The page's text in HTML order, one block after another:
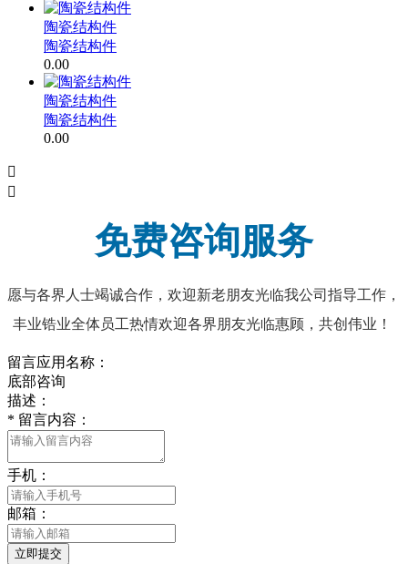
陶瓷结构件
陶瓷结构件
0.00
陶瓷结构件
陶瓷结构件
0.00


免费咨询服务
愿与各界人士竭诚合作，欢迎新老朋友光临我公司指导工作，
丰业锆业全体员工热情欢迎各界朋友光临惠顾，共创伟业！
留言应用名称：
底部咨询
描述：
* 留言内容：
手机：
邮箱：
立即提交